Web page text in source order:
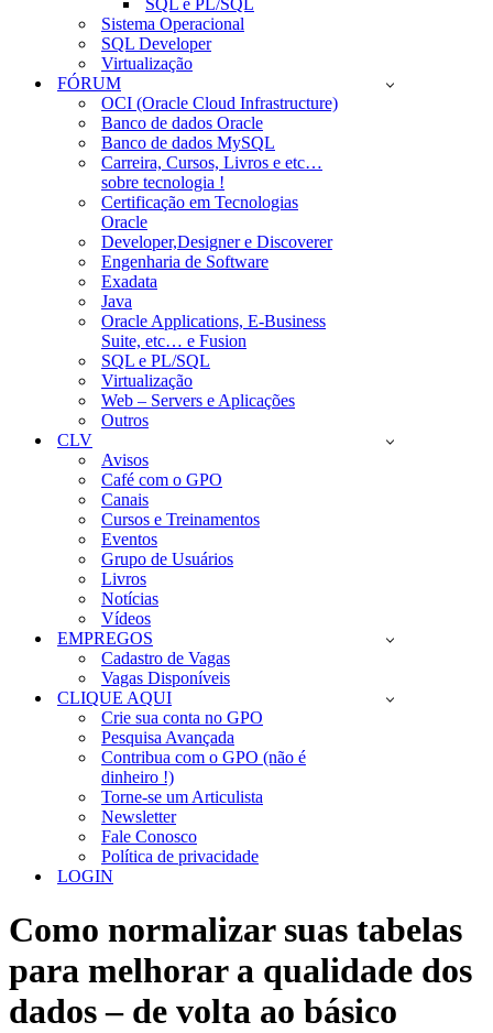
SQL e PL/SQL
Sistema Operacional
SQL Developer
Virtualização
FÓRUM
OCI (Oracle Cloud Infrastructure)
Banco de dados Oracle
Banco de dados MySQL
Carreira, Cursos, Livros e etc…
sobre tecnologia !
Certificação em Tecnologias
Oracle
Developer,Designer e Discoverer
Engenharia de Software
Exadata
Java
Oracle Applications, E-Business
Suite, etc… e Fusion
SQL e PL/SQL
Virtualização
Web – Servers e Aplicações
Outros
CLV
Avisos
Café com o GPO
Canais
Cursos e Treinamentos
Eventos
Grupo de Usuários
Livros
Notícias
Vídeos
EMPREGOS
Cadastro de Vagas
Vagas Disponíveis
CLIQUE AQUI
Crie sua conta no GPO
Pesquisa Avançada
Contribua com o GPO (não é
dinheiro !)
Torne-se um Articulista
Newsletter
Fale Conosco
Política de privacidade
LOGIN
Como normalizar suas tabelas
para melhorar a qualidade dos
dados – de volta ao básico